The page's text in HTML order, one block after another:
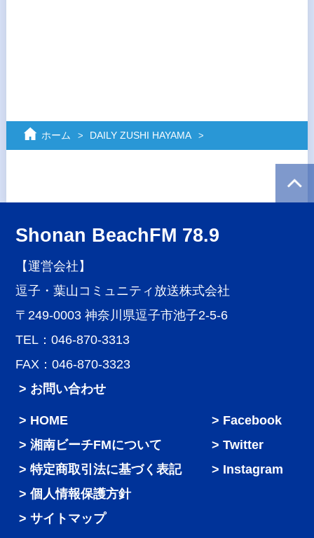
ホーム DAILY ZUSHI HAYAMA
Shonan BeachFM 78.9
【運営会社】
逗子・葉山コミュニティ放送株式会社
〒249-0003 神奈川県逗子市池子2-5-6
TEL：046-870-3313
FAX：046-870-3323
> お問い合わせ
HOME
湘南ビーチFMについて
特定商取引法に基づく表記
個人情報保護方針
サイトマップ
Facebook
Twitter
Instagram